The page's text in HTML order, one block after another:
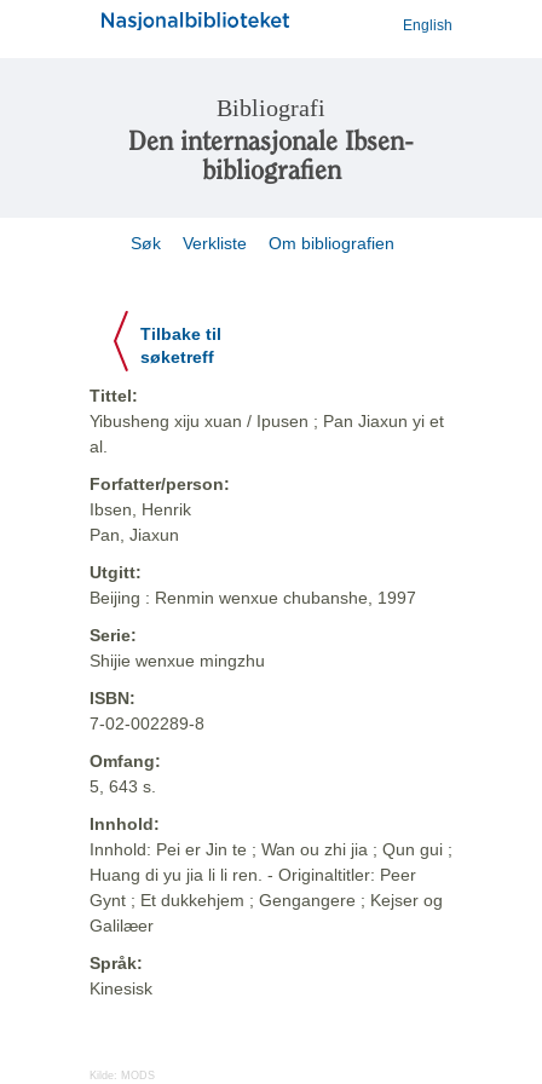
English
Bibliografi
Den internasjonale Ibsen-
bibliografien
Søk Verkliste Om bibliografien
Tilbake til
søketreff
Tittel:
Yibusheng xiju xuan / Ipusen ; Pan Jiaxun yi et
al.
Forfatter/person:
Ibsen, Henrik
Pan, Jiaxun
Utgitt:
Beijing : Renmin wenxue chubanshe, 1997
Serie:
Shijie wenxue mingzhu
ISBN:
7-02-002289-8
Omfang:
5, 643 s.
Innhold:
Innhold: Pei er Jin te ; Wan ou zhi jia ; Qun gui ;
Huang di yu jia li li ren. - Originaltitler: Peer
Gynt ; Et dukkehjem ; Gengangere ; Kejser og
Galilæer
Språk:
Kinesisk
Kilde: MODS